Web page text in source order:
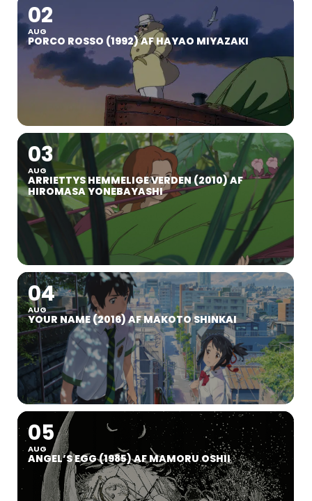
02
AUG
PORCO ROSSO (1992) AF HAYAO MIYAZAKI
03
AUG
ARRIETTYS HEMMELIGE VERDEN (2010) AF
HIROMASA YONEBAYASHI
04
AUG
YOUR NAME (2016) AF MAKOTO SHINKAI
05
AUG
ANGEL’S EGG (1985) AF MAMORU OSHII